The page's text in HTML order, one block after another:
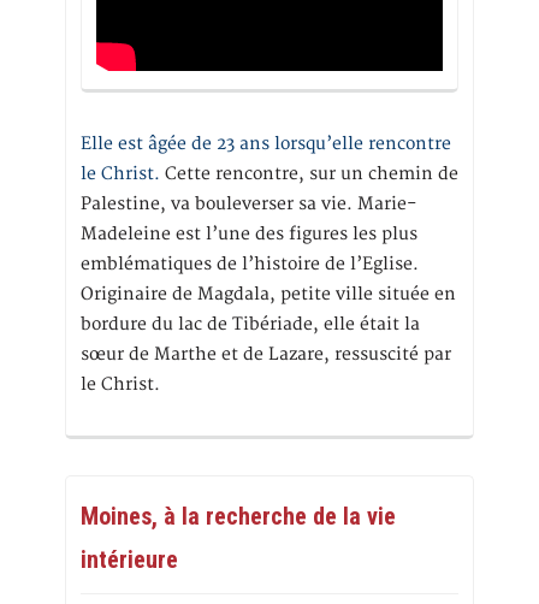
Elle est âgée de 23 ans lorsqu’elle rencontre
le Christ. Cette rencontre, sur un chemin de
Palestine, va bouleverser sa vie. Marie-
Madeleine est l’une des figures les plus
emblématiques de l’histoire de l’Eglise.
Originaire de Magdala, petite ville située en
bordure du lac de Tibériade, elle était la
sœur de Marthe et de Lazare, ressuscité par
le Christ.
Moines, à la recherche de la vie
intérieure